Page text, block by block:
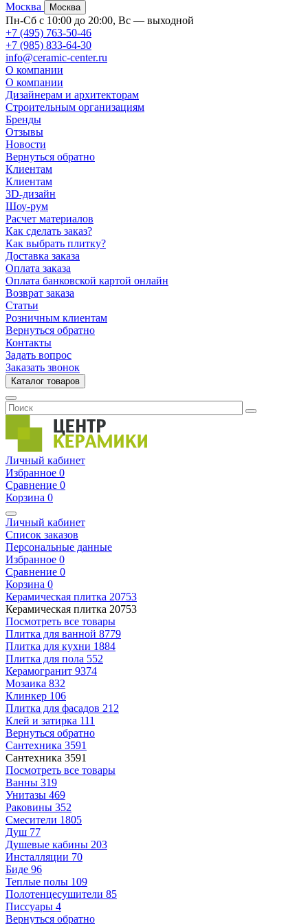
Москва
Москва
Пн-Сб с 10:00 до 20:00, Вс — выходной
+7 (495) 763-50-46
+7 (985) 833-64-30
info@ceramic-center.ru
О компании
О компании
Дизайнерам и архитекторам
Строительным организациям
Бренды
Отзывы
Новости
Вернуться обратно
Клиентам
Клиентам
3D-дизайн
Шоу-рум
Расчет материалов
Как сделать заказ?
Как выбрать плитку?
Доставка заказа
Оплата заказа
Оплата банковской картой онлайн
Возврат заказа
Статьи
Розничным клиентам
Вернуться обратно
Контакты
Задать вопрос
Заказать звонок
Каталог товаров
Личный кабинет
Избранное 0
Сравнение 0
Корзина 0
Личный кабинет
Список заказов
Персональные данные
Избранное 0
Сравнение 0
Корзина 0
Керамическая плитка 20753
Керамическая плитка 20753
Посмотреть все товары
Плитка для ванной 8779
Плитка для кухни 1884
Плитка для пола 552
Керамогранит 9374
Мозаика 832
Клинкер 106
Плитка для фасадов 212
Клей и затирка 111
Вернуться обратно
Сантехника 3591
Сантехника 3591
Посмотреть все товары
Ванны 319
Унитазы 469
Раковины 352
Смесители 1805
Душ 77
Душевые кабины 203
Инсталляции 70
Биде 96
Теплые полы 109
Полотенцесушители 85
Писсуары 4
Вернуться обратно